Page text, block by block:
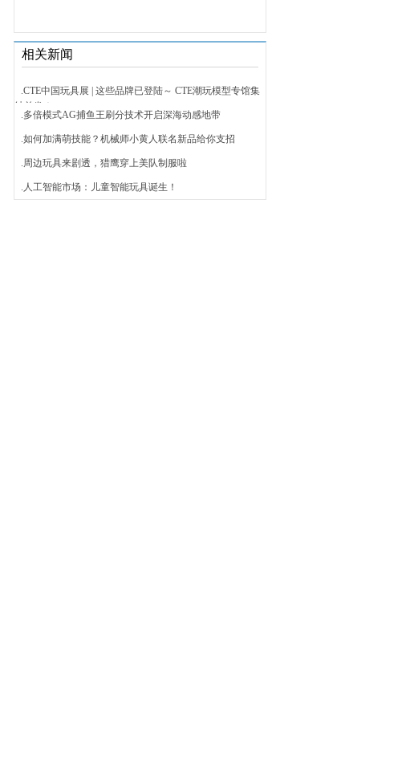
相关新闻
.CTE中国玩具展 | 这些品牌已登陆～ CTE潮玩模型专馆集
结首发！
.多倍模式AG捕鱼王刷分技术开启深海动感地带
.如何加满萌技能？机械师小黄人联名新品给你支招
.周边玩具来剧透，猎鹰穿上美队制服啦
.人工智能市场：儿童智能玩具诞生！